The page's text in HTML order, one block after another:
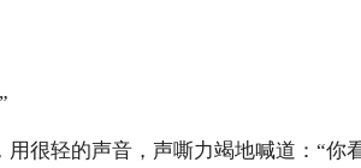
很轻的声音，声嘶力竭地喊道：“你